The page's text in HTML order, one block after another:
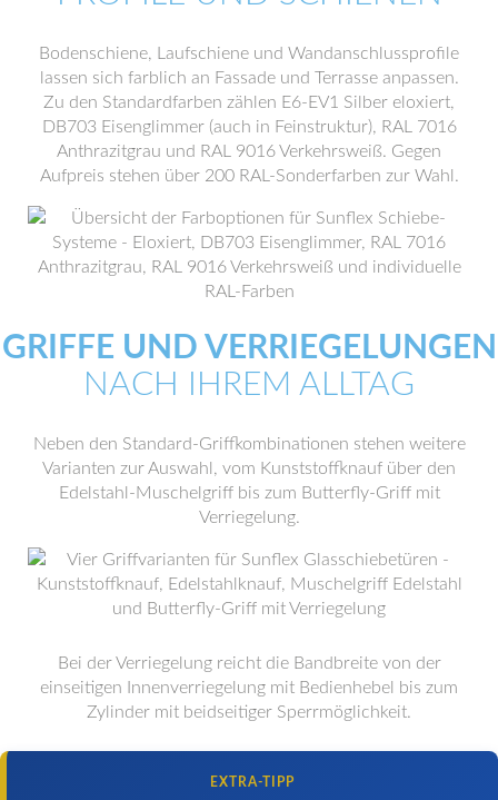
Bodenschiene, Laufschiene und Wandanschlussprofile
lassen sich farblich an Fassade und Terrasse anpassen.
Zu den Standardfarben zählen E6-EV1 Silber eloxiert,
DB703 Eisenglimmer (auch in Feinstruktur), RAL 7016
Anthrazitgrau und RAL 9016 Verkehrsweiß. Gegen
Aufpreis stehen über 200 RAL-Sonderfarben zur Wahl.
GRIFFE UND VERRIEGELUNGEN
NACH IHREM ALLTAG
Neben den Standard-Griffkombinationen stehen weitere
Varianten zur Auswahl, vom Kunststoffknauf über den
Edelstahl-Muschelgriff bis zum Butterfly-Griff mit
Verriegelung.
Bei der Verriegelung reicht die Bandbreite von der
einseitigen Innenverriegelung mit Bedienhebel bis zum
Zylinder mit beidseitiger Sperrmöglichkeit.
EXTRA-TIPP